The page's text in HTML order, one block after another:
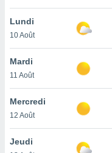
le
ainsi
un
la
du
en
Lundi
10 Août
Mardi
11 Août
Mercredi
12 Août
Jeudi